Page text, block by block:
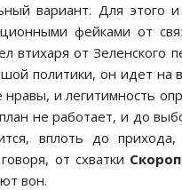
вариант. Для этого и
фейками от
от Зеленского
политики, он идет на
и легитимность
не работает, и до
вплоть до
от схватки
вон.